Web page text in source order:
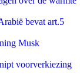
bevat art.5
Musk
voorverkiezing